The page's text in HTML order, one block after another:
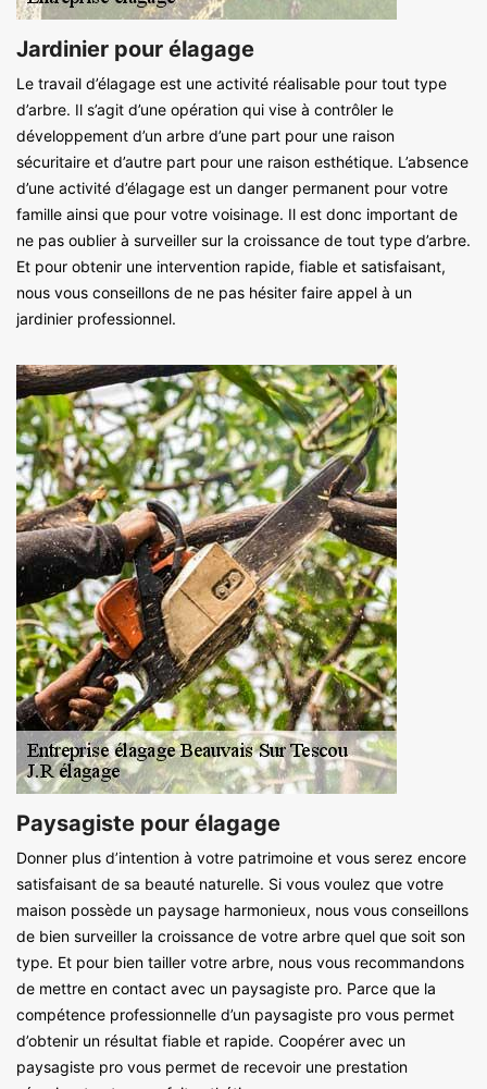
Jardinier pour élagage
Le travail d’élagage est une activité réalisable pour tout type
d’arbre. Il s’agit d’une opération qui vise à contrôler le
développement d’un arbre d’une part pour une raison
sécuritaire et d’autre part pour une raison esthétique. L’absence
d’une activité d’élagage est un danger permanent pour votre
famille ainsi que pour votre voisinage. Il est donc important de
ne pas oublier à surveiller sur la croissance de tout type d’arbre.
Et pour obtenir une intervention rapide, fiable et satisfaisant,
nous vous conseillons de ne pas hésiter faire appel à un
jardinier professionnel.
Paysagiste pour élagage
Donner plus d’intention à votre patrimoine et vous serez encore
satisfaisant de sa beauté naturelle. Si vous voulez que votre
maison possède un paysage harmonieux, nous vous conseillons
de bien surveiller la croissance de votre arbre quel que soit son
type. Et pour bien tailler votre arbre, nous vous recommandons
de mettre en contact avec un paysagiste pro. Parce que la
compétence professionnelle d’un paysagiste pro vous permet
d’obtenir un résultat fiable et rapide. Coopérer avec un
paysagiste pro vous permet de recevoir une prestation